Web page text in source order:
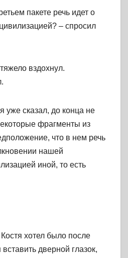
пакете речь идет о
– спросил
вздохнул.
уже сказал, до конца не
фрагменты из
что в нем речь
нашей
иной, то есть
хотел было после
дверной глазок,